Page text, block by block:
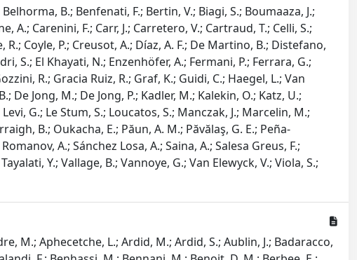
B.; Benfenati, F.; Bertin, V.; Biagi, S.; Boumaaza, J.;
A.; Carenini, F.; Carr, J.; Carretero, V.; Cartraud, T.; Celli, S.;
Coyle, P.; Creusot, A.; Díaz, A. F.; De Martino, B.; Distefano,
S.; El Khayati, N.; Enzenhöfer, A.; Fermani, P.; Ferrara, G.;
R.; Gracia Ruiz, R.; Graf, K.; Guidi, C.; Haegel, L.; Van
De Jong, M.; De Jong, P.; Kadler, M.; Kalekin, O.; Katz, U.;
G.; Le Stum, S.; Loucatos, S.; Manczak, J.; Marcelin, M.;
B.; Oukacha, E.; Păun, A. M.; Păvălaş, G. E.; Peña-
A.; Sánchez Losa, A.; Saina, A.; Salesa Greus, F.;
Y.; Vallage, B.; Vannoye, G.; Van Elewyck, V.; Viola, S.;
M.; Aphecetche, L.; Ardid, M.; Ardid, S.; Aublin, J.; Badaracco,